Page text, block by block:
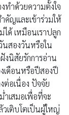
ำด้วยความตั้งใจ
คัญและเข้าร่วมให้
ได้ เหมือนเราปลูก
นสองวันหรือใน
งนิสัยรักการอ่าน
เดือนหรือปีสองปี
ต่อเนื่อง ปัจจัย
ำเสมอเพื่อที่จะ
วเติบโตเป็นผู้ใหญ่